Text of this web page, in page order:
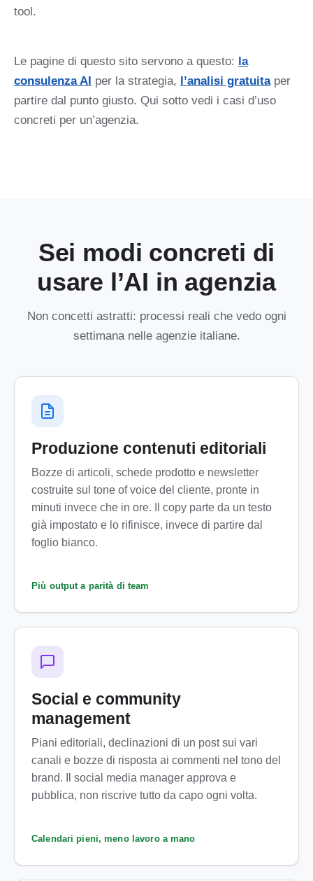
tool.
Le pagine di questo sito servono a questo: la
consulenza AI per la strategia, l’analisi gratuitaper
partire dal punto giusto. Qui sotto vedi i casi d’uso
concreti per un’agenzia.
Sei modi concreti di
usare l’AI in agenzia
Non concetti astratti: processi reali che vedo ogni
settimana nelle agenzie italiane.
Produzione contenuti editoriali
Bozze di articoli, schede prodotto e newsletter
costruite sul tone of voice del cliente, pronte in
minuti invece che in ore. Il copy parte da un testo
già impostato e lo rifinisce, invece di partire dal
foglio bianco.
Più output a parità di team
Social e community
management
Piani editoriali, declinazioni di un post sui vari
canali e bozze di risposta ai commenti nel tono del
brand. Il social media manager approva e
pubblica, non riscrive tutto da capo ogni volta.
Calendari pieni, meno lavoro a mano